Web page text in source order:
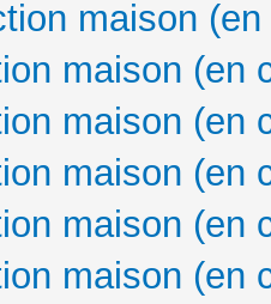
maison
maison (en
maison (en
maison (en
maison (en
maison (en